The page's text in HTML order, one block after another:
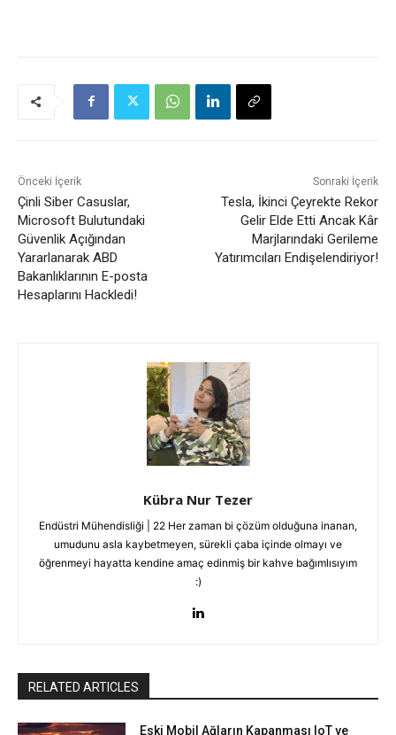
Önceki İçerik
Çinli Siber Casuslar,
Microsoft Bulutundaki
Güvenlik Açığından
Yararlanarak ABD
Bakanlıklarının E-posta
Hesaplarını Hackledi!
Sonraki İçerik
Tesla, İkinci Çeyrekte Rekor
Gelir Elde Etti Ancak Kâr
Marjlarındaki Gerileme
Yatırımcıları Endişelendiriyor!
Kübra Nur Tezer
Endüstri Mühendisliği | 22 Her zaman bi çözüm olduğuna inanan,
umudunu asla kaybetmeyen, sürekli çaba içinde olmayı ve
öğrenmeyi hayatta kendine amaç edinmiş bir kahve bağımlısıyım
:)
RELATED ARTICLES
Eski Mobil Ağların Kapanması IoT ve